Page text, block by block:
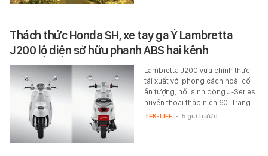
Thách thức Honda SH, xe tay ga Ý Lambretta
J200 lộ diện sở hữu phanh ABS hai kênh
Lambretta J200 vừa chính thức
tái xuất với phong cách hoài cổ
ấn tượng, hồi sinh dòng J-Series
huyền thoại thập niên 60. Trang…
TEK-LIFE - 5 giờ trước